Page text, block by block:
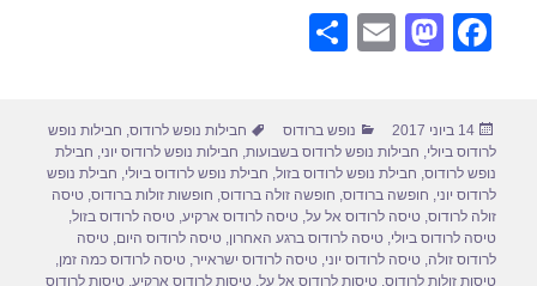
F
e
b
o
o
M
o
d
o
n
E
e
פורסם
בתאריך
14 ביוני 2017 קטגוריות
נופש ברודוס תגיות
חבילות נופש לרודוס, חבילות נופש
לרודוס ביולי, חבילות נופש לרודוס בשבועות, חבילות נופש לרודוס יוני, חבילת
נופש לרודוס, חבילת נופש לרודוס בזול, חבילת נופש לרודוס ביולי, חבילת נופש
לרודוס יוני, חופשה ברודוס, חופשה זולה ברודוס, חופשות זולות ברודוס,טיסה
זולה לרודוס,טיסה לרודוס אל על,טיסה לרודוס ארקיע,טיסה לרודוס בזול,
טיסה לרודוס ביולי,טיסה לרודוס ברגע האחרון,טיסה לרודוס היום,טיסה
לרודוס זולה,טיסה לרודוס יוני,טיסה לרודוס ישראייר,טיסה לרודוס כמה זמן,
טיסות זולות לרודוס,טיסות לרודוס אל על,טיסות לרודוס ארקיע,טיסות לרודוס